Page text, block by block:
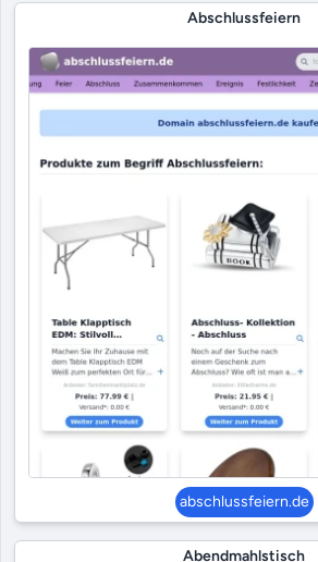
Abschlussfeiern
abschlussfeiern.de
Abendmahlstisch